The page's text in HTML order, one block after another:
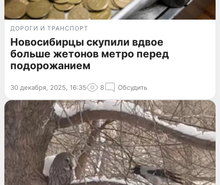
ДОРОГИ И ТРАНСПОРТ
Новосибирцы скупили вдвое
больше жетонов метро перед
подорожанием
30 декабря, 2025, 16:35 8 Обсудить